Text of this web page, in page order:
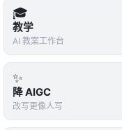
✅ 高
🎓
教学
AI 教案工作台
✨
降 AIGC
改写更像人写